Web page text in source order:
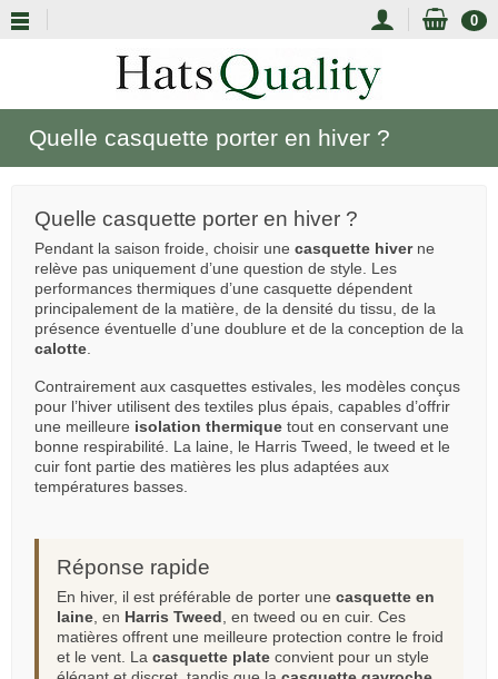
0
Quelle casquette porter en hiver ?
Quelle casquette porter en hiver ?
Pendant la saison froide, choisir une casquette hiverne
relève pas uniquement d’une question de style. Les
performances thermiques d’une casquette dépendent
principalement de la matière, de la densité du tissu, de la
présence éventuelle d’une doublure et de la conception de la
calotte
Contrairement aux casquettes estivales, les modèles conçus
pour l’hiver utilisent des textiles plus épais, capables d’offrir
une meilleure isolation thermique tout en conservant une
bonne respirabilité. La laine, le Harris Tweed, le tweed et le
cuir font partie des matières les plus adaptées aux
températures basses.
Réponse rapide
En hiver, il est préférable de porter une casquette en
laine , en Harris Tweed , en tweed ou en cuir. Ces
matières offrent une meilleure protection contre le froid
et le vent. La casquette plate convient pour un style